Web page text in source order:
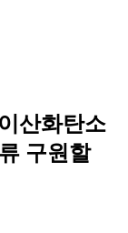
산화탄소
구원할